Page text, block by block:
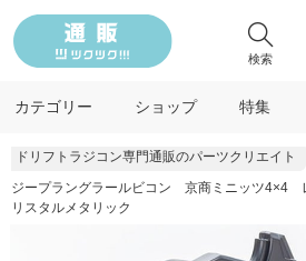
検索
カテゴリー ショップ 特集
ドリフトラジコン専門通販のパーツクリエイト
ジープラングラールビコン 京商ミニッツ4×4
リスタルメタリック